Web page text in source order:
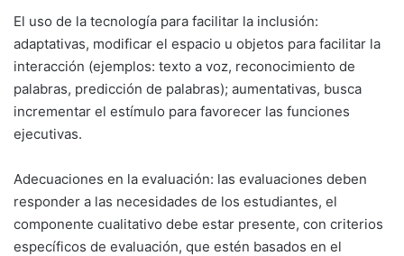
El uso de la tecnología para facilitar la inclusión:
adaptativas, modificar el espacio u objetos para facilitar la
interacción (ejemplos: texto a voz, reconocimiento de
palabras, predicción de palabras); aumentativas, busca
incrementar el estímulo para favorecer las funciones
ejecutivas.
Adecuaciones en la evaluación: las evaluaciones deben
responder a las necesidades de los estudiantes, el
componente cualitativo debe estar presente, con criterios
específicos de evaluación, que estén basados en el